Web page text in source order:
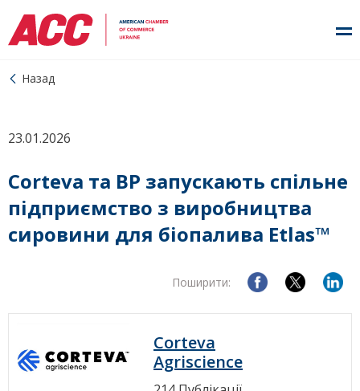
Назад
23.01.2026
Corteva та BP запускають спільне
підприємство з виробництва
сировини для біопалива Etlas™
Поширити:
Corteva
Agriscience